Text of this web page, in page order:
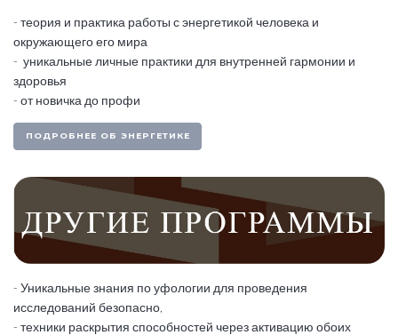
- теория и практика работы с энергетикой человека и
окружающего его мира
- уникальные личные практики для внутренней гармонии и
здоровья
- от новичка до профи
ПОДРОБНЕЕ ОБ ЭНЕРГЕТИКЕ
- Уникальные знания по уфологии для проведения
исследований безопасно,
- техники раскрытия способностей через активацию обоих